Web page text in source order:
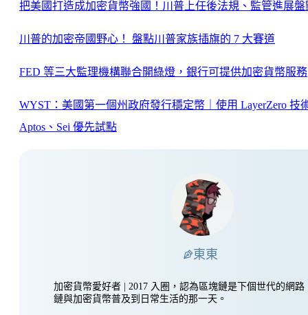
把美國打造成加密貨幣強國！川普上任後法規、監管進展盤
川普的加密帝國野心！ 盤點川普家族插旗的 7 大賽道
FED 等三大監理機構聯合開綠燈，銀行可提供加密貨幣服務
WYST：美國第一個州政府發行穩定幣｜使用 LayerZero 技
Aptos、Sei 優先試點
東東
加密貨幣愛好者 | 2017 入圈，認為區塊鏈是下個世代的網路
鏈與加密貨幣普及到日常生活的那一天。